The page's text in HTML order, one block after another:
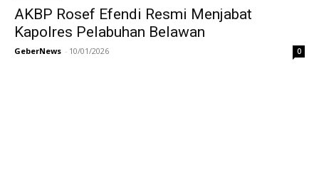
AKBP Rosef Efendi Resmi Menjabat
Kapolres Pelabuhan Belawan
GeberNews - 10/01/2026 0